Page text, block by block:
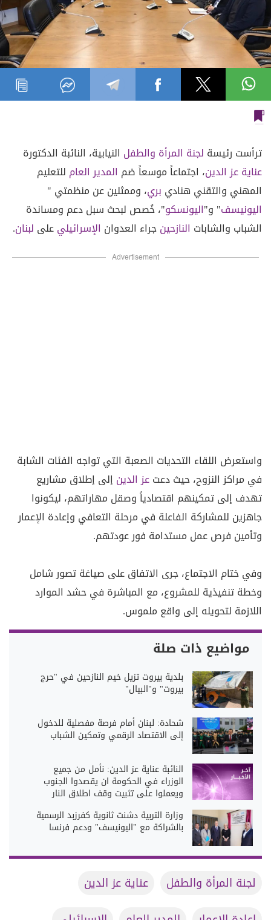
ترأست رئيسة لجنة المرأة والطفل النيابية، النائبة الدكتورة
عناية عز الدين، اجتماعاً موسعاً ضم المدير العام للتعليم
المهني والتقني هنادي بري، وممثلين عن منظمتي "
اليونيسف" و"اليونسكو"، خُصص لبحث سبل دعم ومساندة
الشباب والشابات النازحينجراء العدوان الإسرائيليعلى لبنان.
Advertisement
واستعرض اللقاء التحديات الصعبة التي تواجه الفئات الشابة
في مراكز النزوح، حيث دعتعز الدين إلى إطلاق مشاريع
تهدف إلى تمكينهم اقتصادياً وصقل مهاراتهم، ليكونوا
جاهزين للمشاركة الفاعلة في مرحلة التعافي وإعادة الإعمار
وتأمين فرص عمل مستدامة فور عودتهم.
وفي ختام الاجتماع، جرى الاتفاق على صياغة تصور شامل
وخطة تنفيذية للمشروع، مع المباشرة في حشد الموارد
اللازمة لتحويله إلى واقع ملموس.
مواضيع ذات صلة
بلدية بيروت تزيل خيم النازحين في "حرج
بيروت" و"البيال"
شحادة: لبنان أمام فرصة مفصلية للدخول
إلى الاقتصاد الرقمي وتمكين الشباب
النائبة عناية عز الدين: نأمل من جميع
الوزراء في الحكومة ان يقصدوا الجنوب
ويعملوا على تثبيت وقف اطلاق النار
وزارة التربية دشنت ثانوية كفرزبد الرسمية
بالشراكة مع "اليونيسف" ودعم فرنسا
لجنة المرأة والطفل
عناية عز الدين